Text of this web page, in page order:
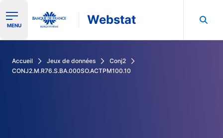
Ouvrir le menu de navigation
MENU Webstat
Accueil Jeux de données
Conj2
CONJ2.M.R76.S.BA.000SO.ACTPM100.10